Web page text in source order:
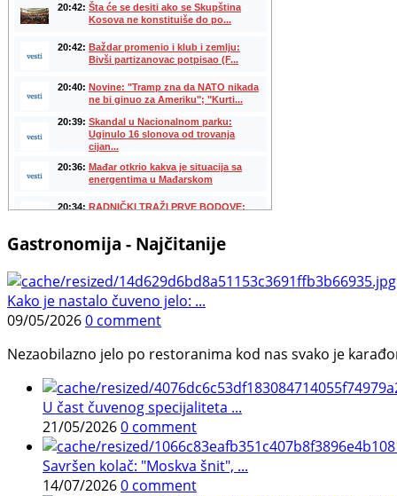
Gastronomija - Najčitanije
Kako je nastalo čuveno jelo: ...
09/05/20260 comment
Nezaobilazno jelo po restoranima kod nas svako je
U čast čuvenog specijaliteta ...
21/05/20260 comment
Savršen kolač: "Moskva šnit", ...
14/07/20260 comment